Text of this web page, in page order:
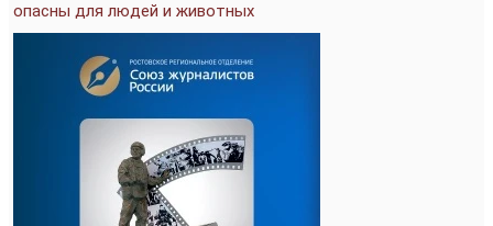
опасны для людей и животных